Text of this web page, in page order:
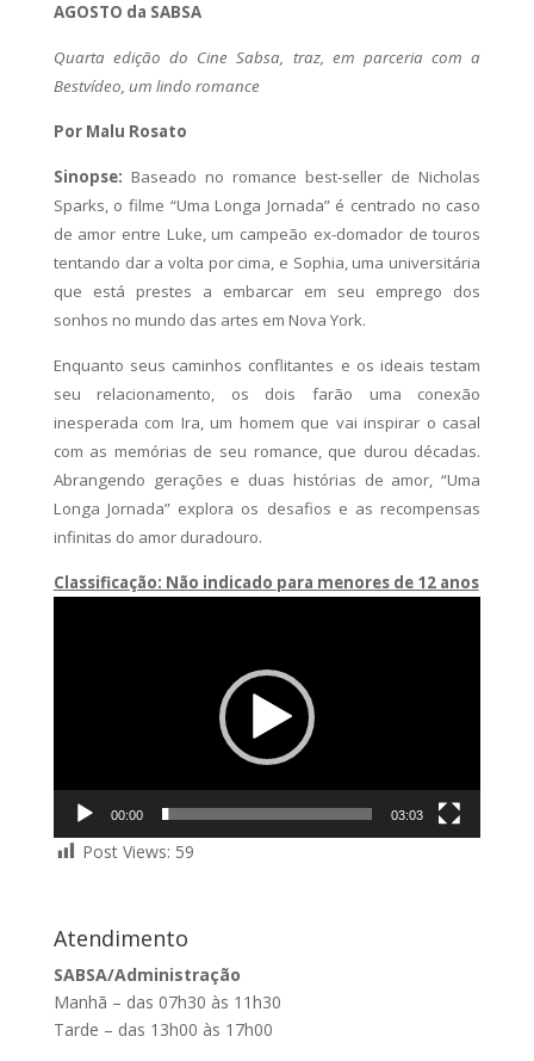
AGOSTO da SABSA
Quarta edição do Cine Sabsa, traz, em parceria com a
Bestvídeo, um lindo romance
Por Malu Rosato
Sinopse: Baseado no romance best-seller de Nicholas
Sparks, o filme “Uma Longa Jornada” é centrado no caso
de amor entre Luke, um campeão ex-domador de touros
tentando dar a volta por cima, e Sophia, uma universitária
que está prestes a embarcar em seu emprego dos
sonhos no mundo das artes em Nova York.
Enquanto seus caminhos conflitantes e os ideais testam
seu relacionamento, os dois farão uma conexão
inesperada com Ira, um homem que vai inspirar o casal
com as memórias de seu romance, que durou décadas.
Abrangendo gerações e duas histórias de amor, “Uma
Longa Jornada” explora os desafios e as recompensas
infinitas do amor duradouro.
Classificação: Não indicado para menores de 12 anos
00:00 03:03
Post Views: 59
Atendimento
SABSA/Administração
Manhã – das 07h30 às 11h30
Tarde – das 13h00 às 17h00